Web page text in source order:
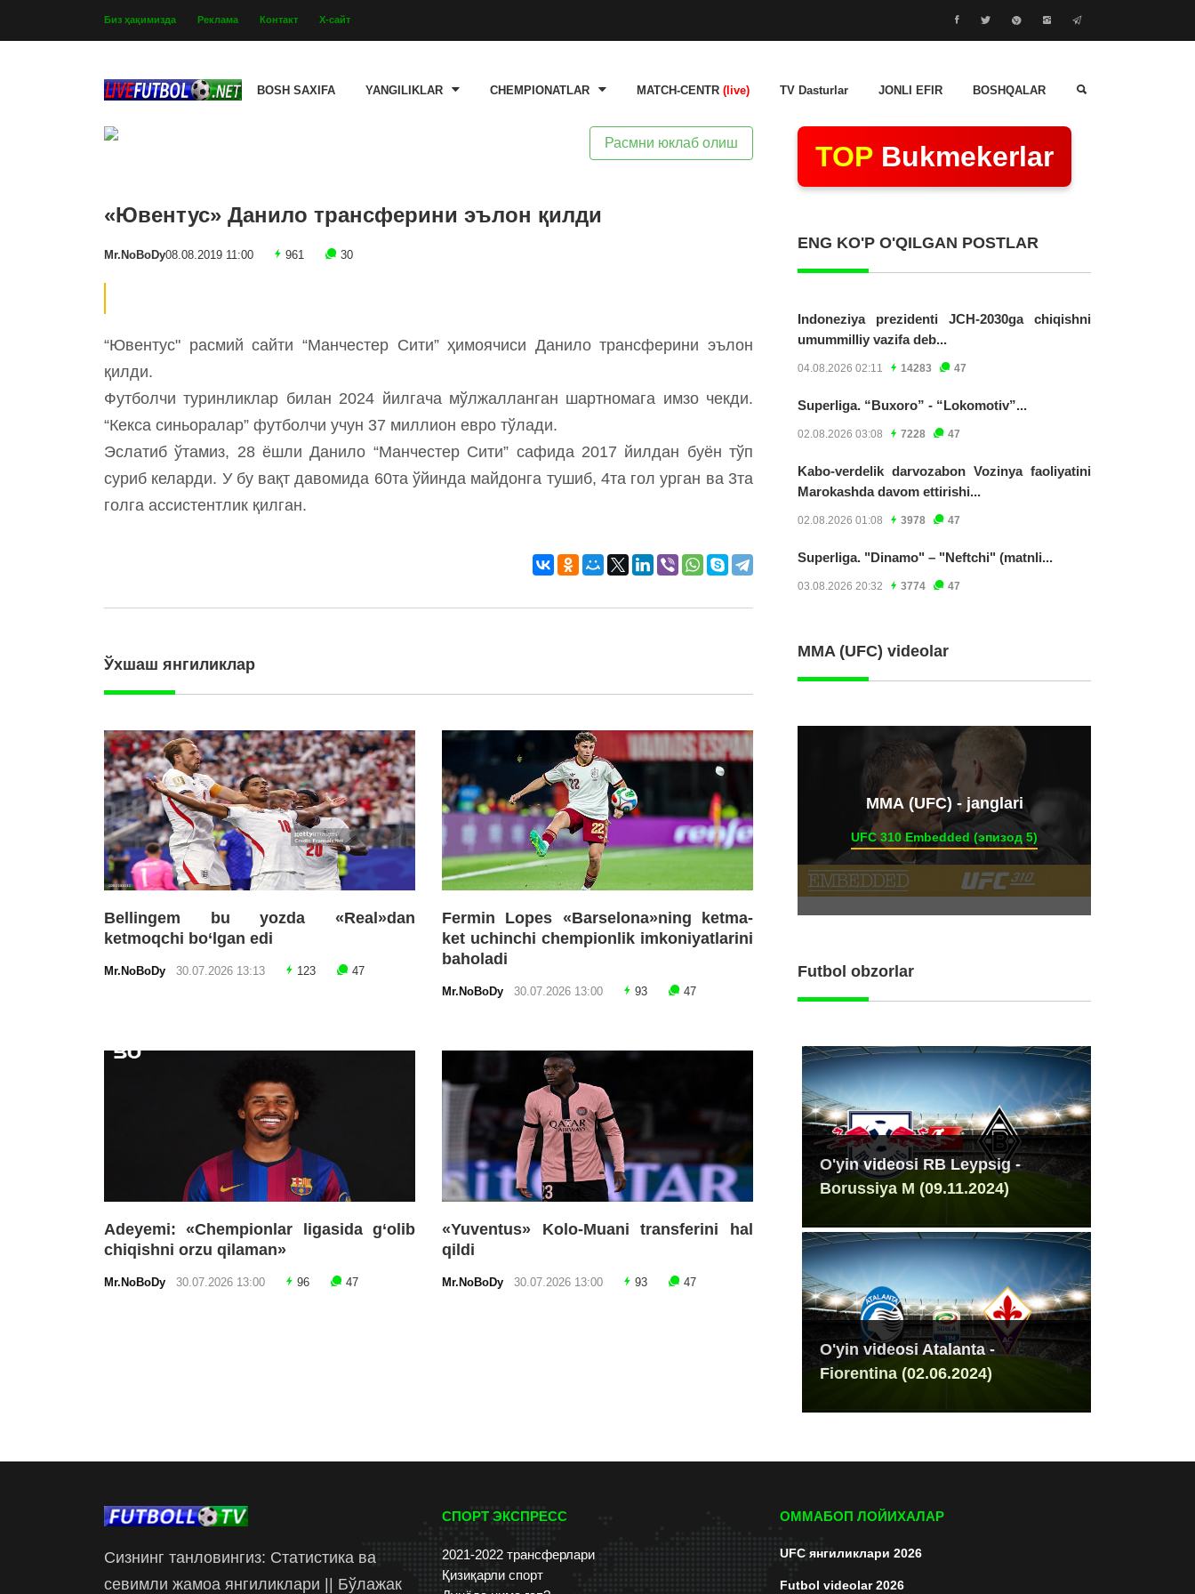
Биз ҳақимизда Реклама Контакт Х-сайт
BOSH SAXIFA YANGILIKLAR CHEMPIONATLAR MATCH-CENTR (live) TV Dasturlar JONLI EFIR BOSHQALAR
Расмни юклаб олиш
«Ювентус» Данило трансферини эълон қилди
Mr.NoBoDy08.08.2019 11:00 961 30
“Ювентус" расмий сайти “Манчестер Сити” ҳимоячиси Данило трансферини эълон
қилди.
Футболчи туринликлар билан 2024 йилгача мўлжалланган шартномага имзо чекди.
“Кекса синьоралар” футболчи учун 37 миллион евро тўлади.
Эслатиб ўтамиз, 28 ёшли Данило “Манчестер Сити” сафида 2017 йилдан буён тўп
суриб келарди. У бу вақт давомида 60та ўйинда майдонга тушиб, 4та гол урган ва 3та
голга ассистентлик қилган.
Ўхшаш янгиликлар
Bellingem bu yozda «Real»dan
ketmoqchi bo‘lgan edi
Mr.NoBoDy 30.07.2026 13:13 123 47
Fermin Lopes «Barselona»ning ketma-
ket uchinchi chempionlik imkoniyatlarini
baholadi
Mr.NoBoDy 30.07.2026 13:00 93 47
Adeyemi: «Chempionlar ligasida g‘olib
chiqishni orzu qilaman»
Mr.NoBoDy 30.07.2026 13:00 96 47
«Yuventus» Kolo-Muani transferini hal
qildi
Mr.NoBoDy 30.07.2026 13:00 93 47
TOP Bukmekerlar
ENG KO'P O'QILGAN POSTLAR
Indoneziya prezidenti JCH-2030ga chiqishni
umummilliy vazifa deb...
04.08.2026 02:11 14283 47
Superliga. “Buxoro” - “Lokomotiv”...
02.08.2026 03:08 7228 47
Kabo-verdelik darvozabon Vozinya faoliyatini
Marokashda davom ettirishi...
02.08.2026 01:08 3978 47
Superliga. "Dinamo" – "Neftchi" (matnli...
03.08.2026 20:32 3774 47
MMA (UFC) videolar
ММА (UFC) - janglari
UFC 310 Embedded (эпизод 5)
Futbol obzorlar
O'yin videosi RB Leypsig -
Borussiya M (09.11.2024)
O'yin videosi Atalanta -
Fiorentina (02.06.2024)
Сизнинг танловингиз: Статистика ва
севимли жамоа янгиликлари || Бўлажак
СПОРТ ЭКСПРЕСС
2021-2022 трансферлари
Қизиқарли спорт
ОММАБОП ЛОЙИХАЛАР
UFC янгиликлари 2026
Futbol videolar 2026